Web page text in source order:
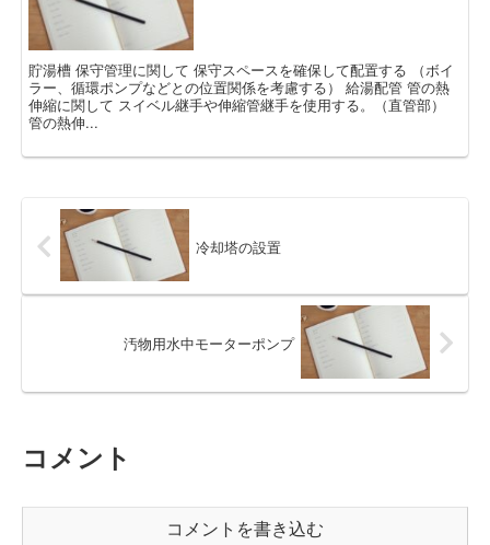
貯湯槽 保守管理に関して 保守スペースを確保して配置する （ボイ
ラー、循環ポンプなどとの位置関係を考慮する） 給湯配管 管の熱
伸縮に関して スイベル継手や伸縮管継手を使用する。（直管部）
管の熱伸...
冷却塔の設置
汚物用水中モーターポンプ
コメント
コメントを書き込む